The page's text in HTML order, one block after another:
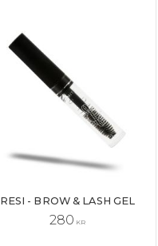
RESI - BROW & LASH GEL
280 KR